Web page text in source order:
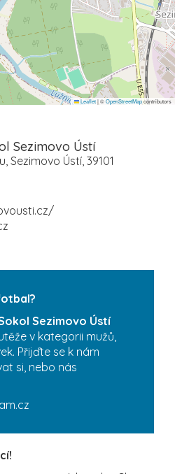
Leaflet|©OpenStreetMapcontributors
Sezimovo Ústí
Sezimovo Ústí, 39101
Sezimovo Ústí
v kategorii mužů,
Přijďte se k nám
si, nebo nás